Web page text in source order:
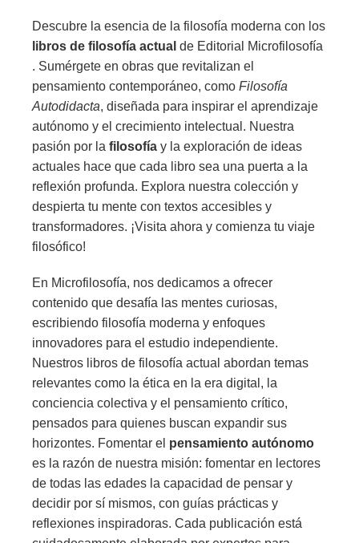
Descubre la esencia de la filosofía moderna con los
libros de filosofía actual de Editorial Microfilosofía
. Sumérgete en obras que revitalizan el
pensamiento contemporáneo, como Filosofía
Autodidacta, diseñada para inspirar el aprendizaje
autónomo y el crecimiento intelectual. Nuestra
pasión por la filosofía y la exploración de ideas
actuales hace que cada libro sea una puerta a la
reflexión profunda. Explora nuestra colección y
despierta tu mente con textos accesibles y
transformadores. ¡Visita ahora y comienza tu viaje
filosófico!
En Microfilosofía, nos dedicamos a ofrecer
contenido que desafía las mentes curiosas,
escribiendo filosofía moderna y enfoques
innovadores para el estudio independiente.
Nuestros libros de filosofía actual abordan temas
relevantes como la ética en la era digital, la
conciencia colectiva y el pensamiento crítico,
pensados para quienes buscan expandir sus
horizontes. Fomentar el pensamiento autónomo
es la razón de nuestra misión: fomentar en lectores
de todas las edades la capacidad de pensar y
decidir por sí mismos, con guías prácticas y
reflexiones inspiradoras. Cada publicación está